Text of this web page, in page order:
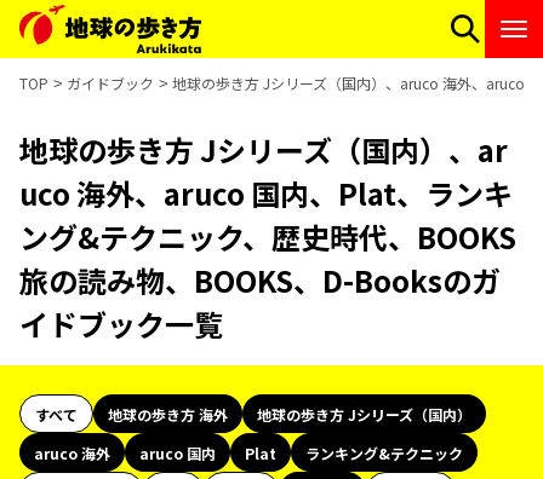
TOP ガイドブック 地球の歩き方 Jシリーズ（国内）、aruco 海外、aruco
地球の歩き方 Jシリーズ（国内）、ar
uco 海外、aruco 国内、Plat、ランキ
ング&テクニック、歴史時代、BOOKS
旅の読み物、BOOKS、D-Booksのガ
イドブック一覧
すべて 地球の歩き方 海外
地球の歩き方 Jシリーズ（国内）
aruco 海外
aruco 国内 Plat
ランキング&テクニック